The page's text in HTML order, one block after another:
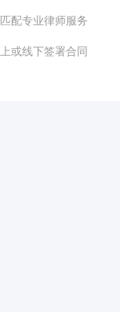
配专业律师服务
或线下签署合同